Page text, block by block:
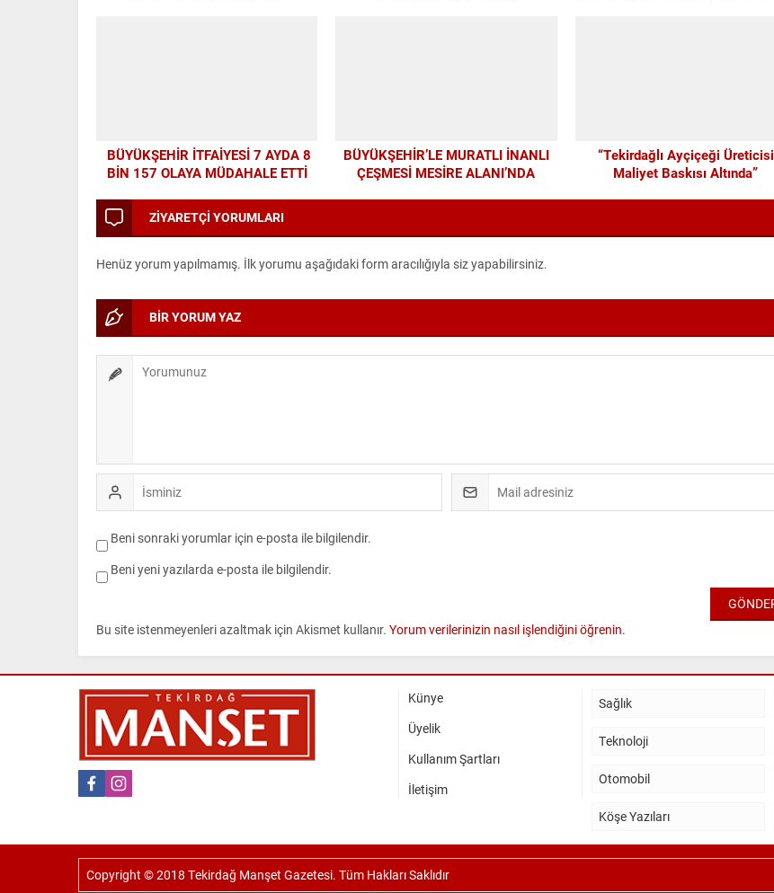
BÜYÜKŞEHİR İTFAİYESİ 7 AYDA 8
BİN 157 OLAYA MÜDAHALE ETTİ
BÜYÜKŞEHİR’LE MURATLI İNANLI
ÇEŞMESİ MESİRE ALANI’NDA
“Tekirdağlı Ayçiçeği Üreticisi
Maliyet Baskısı Altında”
ZİYARETÇİ YORUMLARI
Henüz yorum yapılmamış. İlk yorumu aşağıdaki form aracılığıyla siz yapabilirsiniz.
BİR YORUM YAZ
Beni sonraki yorumlar için e-posta ile bilgilendir.
Beni yeni yazılarda e-posta ile bilgilendir.
Bu site istenmeyenleri azaltmak için Akismet kullanır. Yorum verilerinizin nasıl işlendiğini öğrenin.
Künye
Üyelik
Kullanım Şartları
İletişim
Sağlık
Teknoloji
Otomobil
Köşe Yazıları
Copyright © 2018 Tekirdağ Manşet Gazetesi. Tüm Hakları Saklıdır